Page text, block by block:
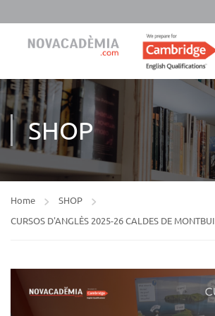
SHOP
Home
SHOP
CURSOS D'ANGLÈS 2025-26 CALDES DE MONTBUI